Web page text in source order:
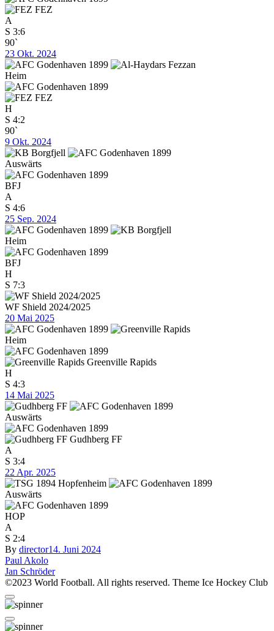
FEZ
A
S 3:6
90`
23 Okt. 2024
Heim
FEZ
H
S 4:2
90`
9 Okt. 2024
Auswärts
BFJ
A
S 4:6
25 Sep. 2024
Heim
BFJ
H
S 7:3
WF Shield 2024/2025
20 Mai 2025
Heim
Greenville Rapids
H
S 4:3
14 Mai 2025
Auswärts
Gudhberg FF
A
S 3:4
22 Apr. 2025
Auswärts
HOP
A
S 2:4
By director14. Juni 2024
Beitragsnavigation
Paul Akolo
Jan Schröder
©2023 World Football. All rights reserved. Theme Ice Hockey Club